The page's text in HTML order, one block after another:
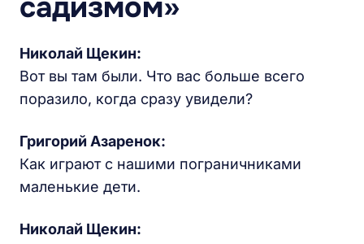
садизмом»
Николай Щекин:
Вот вы там были. Что вас больше всего
поразило, когда сразу увидели?
Григорий Азаренок:
Как играют с нашими пограничниками
маленькие дети.
Николай Щекин: